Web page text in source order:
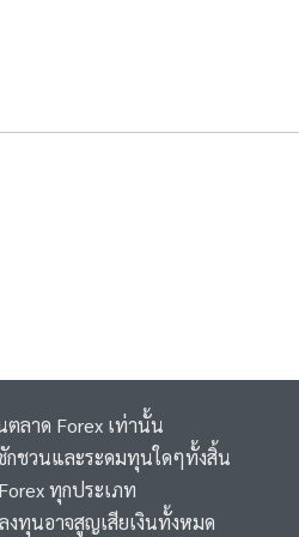
ตลาด Forex เท่านั้น
กชวนและระดมทุนใดๆทั้งสิ้น
ทุกประเภท
งทุนอาจสูญเสียเงินทั้งหมด